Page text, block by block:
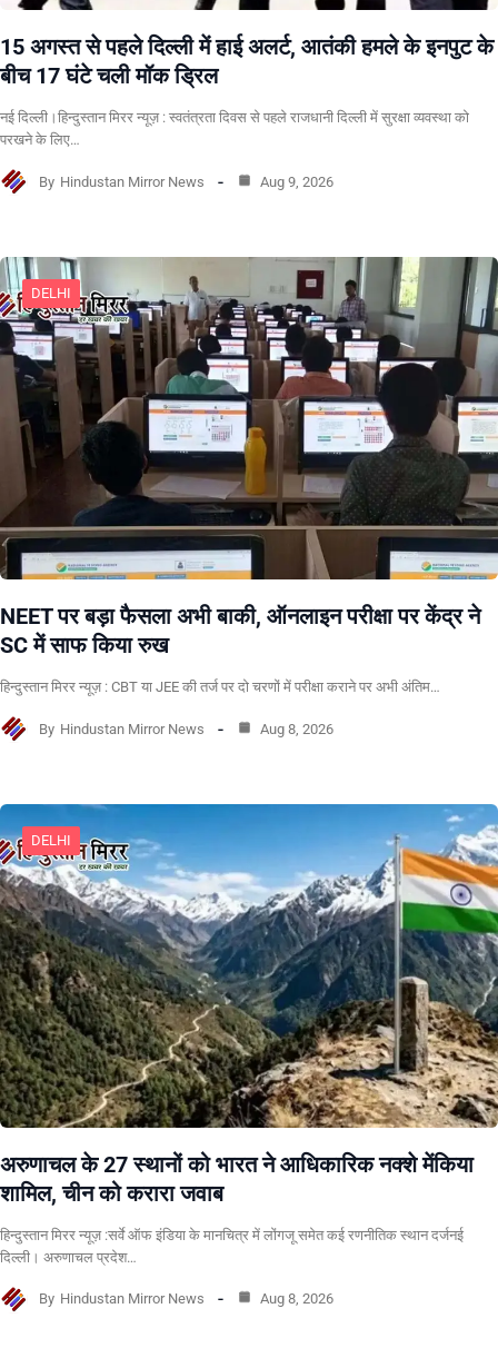
15 अगस्त से पहले दिल्ली में हाई अलर्ट, आतंकी हमले के इनपुट के
बीच 17 घंटे चली मॉक ड्रिल
नई दिल्ली।हिन्दुस्तान मिरर न्यूज़ : स्वतंत्रता दिवस से पहले राजधानी दिल्ली में सुरक्षा व्यवस्था को
परखने के लिए…
By Hindustan Mirror News Aug 9, 2026
DELHI
NEET पर बड़ा फैसला अभी बाकी, ऑनलाइन परीक्षा पर केंद्र ने
SC में साफ किया रुख
हिन्दुस्तान मिरर न्यूज़ : CBT या JEE की तर्ज पर दो चरणों में परीक्षा कराने पर अभी अंतिम…
By Hindustan Mirror News Aug 8, 2026
DELHI
अरुणाचल के 27 स्थानों को भारत ने आधिकारिक नक्शे मेंकिया
शामिल, चीन को करारा जवाब
हिन्दुस्तान मिरर न्यूज़ :सर्वे ऑफ इंडिया के मानचित्र में लोंगजू समेत कई रणनीतिक स्थान दर्जनई
दिल्ली। अरुणाचल प्रदेश…
By Hindustan Mirror News Aug 8, 2026